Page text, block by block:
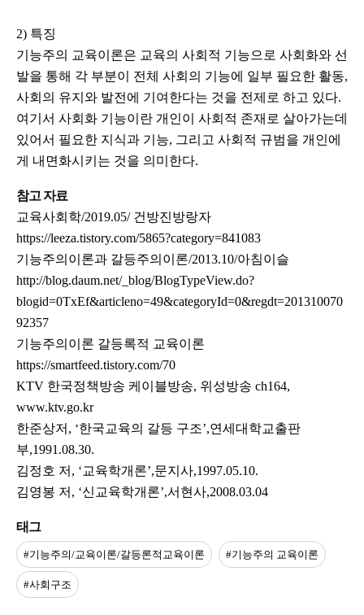
2) 특징
기능주의 교육이론은 교육의 사회적 기능으로 사회화와 선
발을 통해 각 부분이 전체 사회의 기능에 일부 필요한 활동,
사회의 유지와 발전에 기여한다는 것을 전제로 하고 있다.
여기서 사회화 기능이란 개인이 사회적 존재로 살아가는데
있어서 필요한 지식과 기능, 그리고 사회적 규범을 개인에
게 내면화시키는 것을 의미한다.
참고 자료
교육사회학/2019.05/ 건방진방랑자
https://leeza.tistory.com/5865?category=841083
기능주의이론과 갈등주의이론/2013.10/아침이슬
http://blog.daum.net/_blog/BlogTypeView.do?
blogid=0TxEf&articleno=49&categoryId=0&regdt=201310070
92357
기능주의이론 갈등록적 교육이론
https://smartfeed.tistory.com/70
KTV 한국정책방송 케이블방송, 위성방송 ch164,
www.ktv.go.kr
한준상저, ‘한국교육의 갈등 구조’,연세대학교출판
부,1991.08.30.
김정호 저, ‘교육학개론’,문지사,1997.05.10.
김영봉 저, ‘신교육학개론’,서현사,2008.03.04
태그
#기능주의/교육이론/갈등론적교육이론 #기능주의 교육이론
#사회구조